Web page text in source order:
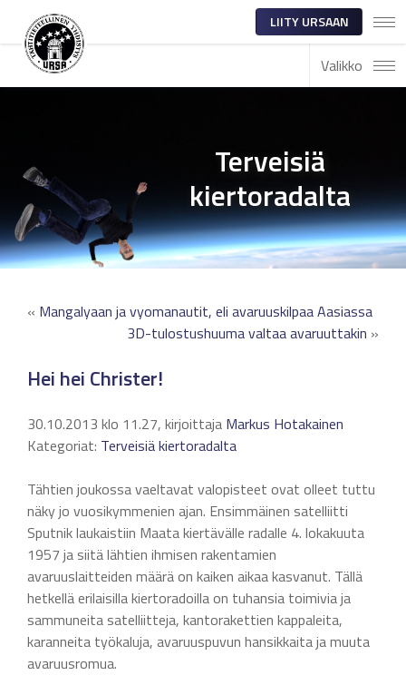
LIITY URSAAN
Valikko
Terveisiä
kiertoradalta
« Mangalyaan ja vyomanautit, eli avaruuskilpaa Aasiassa
3D-tulostushuuma valtaa avaruuttakin »
Hei hei Christer!
30.10.2013 klo 11.27, kirjoittaja Markus Hotakainen
Kategoriat: Terveisiä kiertoradalta
Tähtien joukossa vaeltavat valopisteet ovat olleet tuttu
näky jo vuosikymmenien ajan. Ensimmäinen satelliitti
Sputnik laukaistiin Maata kiertävälle radalle 4. lokakuuta
1957 ja siitä lähtien ihmisen rakentamien
avaruuslaitteiden määrä on kaiken aikaa kasvanut. Tällä
hetkellä erilaisilla kiertoradoilla on tuhansia toimivia ja
sammuneita satelliitteja, kantorakettien kappaleita,
karanneita työkaluja, avaruuspuvun hansikkaita ja muuta
avaruusromua.